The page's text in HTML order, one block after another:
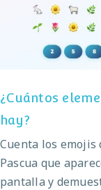
¿Cuántos
hay?
¿Cuántos
hay?
Cuenta los emojis
Pascua que
pantalla y